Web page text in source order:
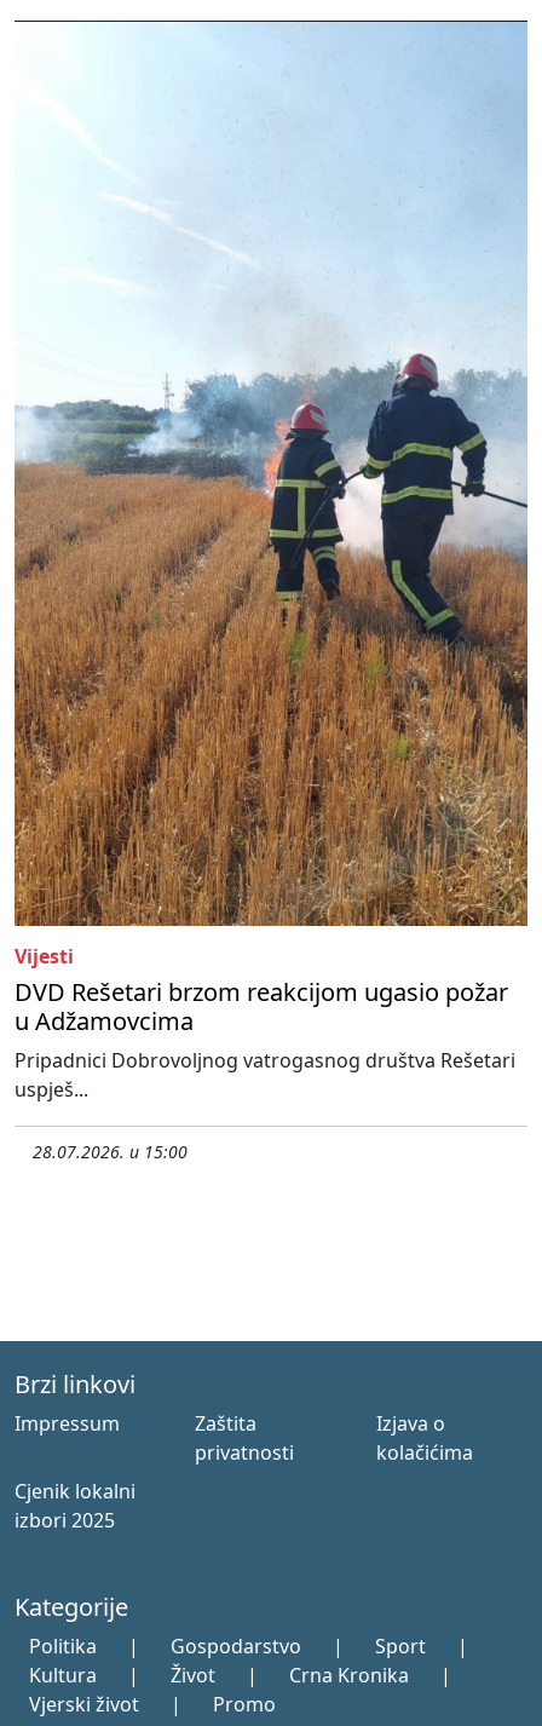
Vijesti
DVD Rešetari brzom reakcijom ugasio požar
u Adžamovcima
Pripadnici Dobrovoljnog vatrogasnog društva Rešetari
uspješ...
28.07.2026. u 15:00
Brzi linkovi
Impressum
Zaštita
privatnosti
Izjava o
kolačićima
Cjenik lokalni
izbori 2025
Kategorije
Politika | Gospodarstvo | Sport
|
Kultura
| Život | Crna Kronika
|
Vjerski život
| Promo